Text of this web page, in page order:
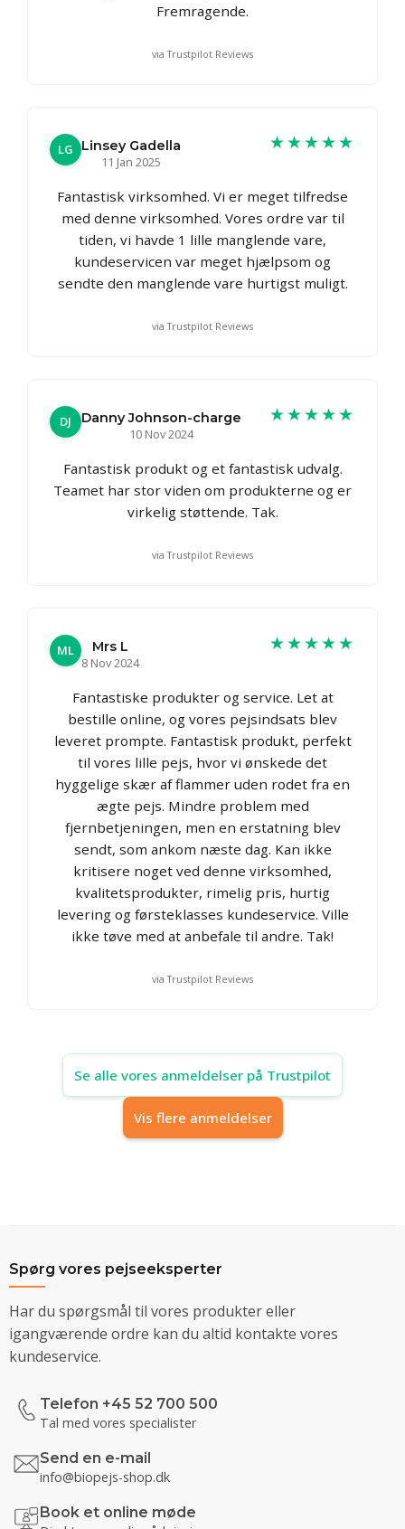
Fremragende.
via Trustpilot Reviews
LG
Linsey Gadella
11 Jan 2025
★★★★★
Fantastisk virksomhed. Vi er meget tilfredse
med denne virksomhed. Vores ordre var til
tiden, vi havde 1 lille manglende vare,
kundeservicen var meget hjælpsom og
sendte den manglende vare hurtigst muligt.
via Trustpilot Reviews
DJ
Danny Johnson-charge
10 Nov 2024
★★★★★
Fantastisk produkt og et fantastisk udvalg.
Teamet har stor viden om produkterne og er
virkelig støttende. Tak.
via Trustpilot Reviews
ML
Mrs L
8 Nov 2024
★★★★★
Fantastiske produkter og service. Let at
bestille online, og vores pejsindsats blev
leveret prompte. Fantastisk produkt, perfekt
til vores lille pejs, hvor vi ønskede det
hyggelige skær af flammer uden rodet fra en
ægte pejs. Mindre problem med
fjernbetjeningen, men en erstatning blev
sendt, som ankom næste dag. Kan ikke
kritisere noget ved denne virksomhed,
kvalitetsprodukter, rimelig pris, hurtig
levering og førsteklasses kundeservice. Ville
ikke tøve med at anbefale til andre. Tak!
via Trustpilot Reviews
Se alle vores anmeldelser på Trustpilot
Vis flere anmeldelser
Spørg vores pejseeksperter
Har du spørgsmål til vores produkter eller
igangværende ordre kan du altid kontakte vores
kundeservice.
Telefon +45 52 700 500
Tal med vores specialister
Send en e-mail
info@biopejs-shop.dk
Book et online møde